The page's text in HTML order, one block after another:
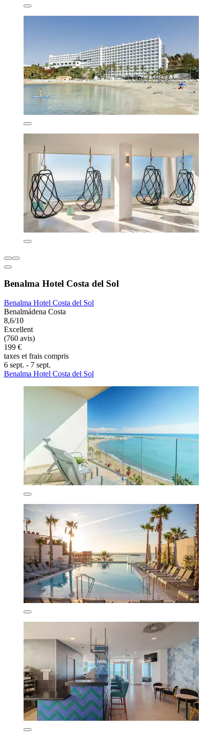
Benalma Hotel Costa del Sol
Benalma Hotel Costa del Sol
Benalmádena Costa
8,6/10
Excellent
(760 avis)
199 €
taxes et frais compris
6 sept. - 7 sept.
Benalma Hotel Costa del Sol